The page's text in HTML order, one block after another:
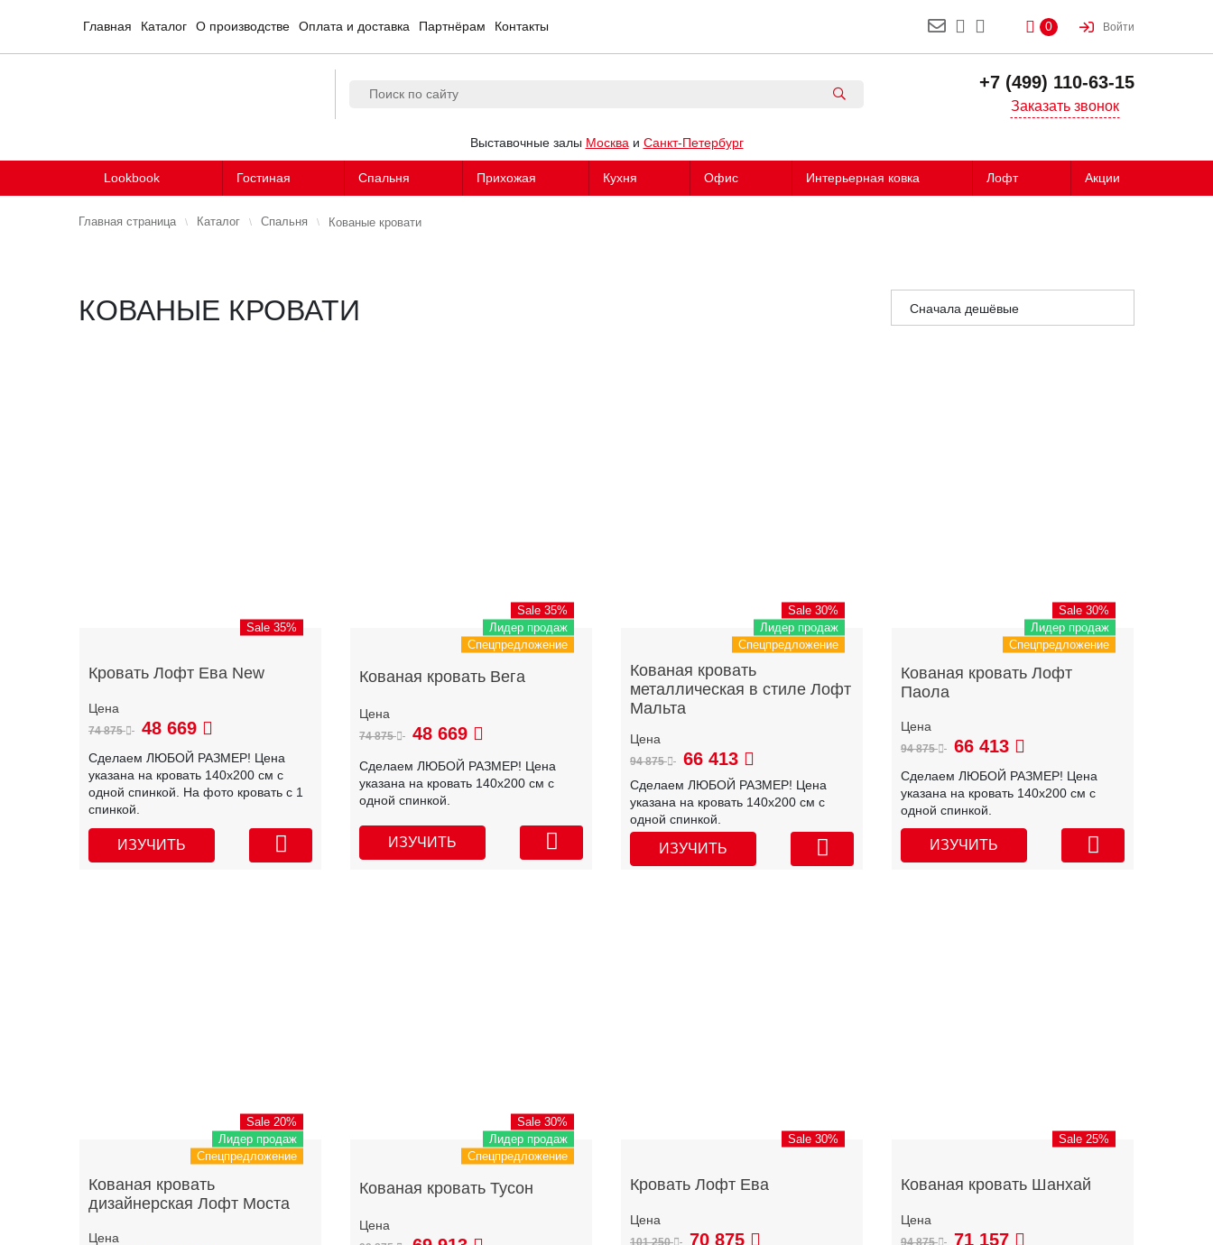
Главная Каталог О производстве Оплата и доставка Партнёрам Контакты 0 Войти
+7 (499) 110-63-15
Заказать звонок
Выставочные залы Москва и Санкт-Петербург
Lookbook Гостиная Спальня Прихожая Кухня Офис Интерьерная ковка Лофт Акции
Главная страница Каталог Спальня Кованые кровати
КОВАНЫЕ КРОВАТИ
Сначала дешёвые
Sale 35%
Кровать Лофт Ева New
74 875 48 669
Сделаем ЛЮБОЙ РАЗМЕР! Цена
указана на кровать 140х200 см с
одной спинкой. На фото кровать с 1
спинкой.
ИЗУЧИТЬ
Sale 35%
Лидер продаж
Спецпредложение
Кованая кровать Вега
74 875 48 669
Сделаем ЛЮБОЙ РАЗМЕР! Цена
указана на кровать 140х200 см с
одной спинкой.
ИЗУЧИТЬ
Sale 30%
Лидер продаж
Спецпредложение
Кованая кровать
металлическая в стиле Лофт
Мальта
94 875 66 413
Сделаем ЛЮБОЙ РАЗМЕР! Цена
указана на кровать 140х200 см с
одной спинкой.
ИЗУЧИТЬ
Sale 30%
Лидер продаж
Спецпредложение
Кованая кровать Лофт
Паола
94 875 66 413
Сделаем ЛЮБОЙ РАЗМЕР! Цена
указана на кровать 140х200 см с
одной спинкой.
ИЗУЧИТЬ
Sale 20%
Лидер продаж
Спецпредложение
Кованая кровать
дизайнерская Лофт Моста
Sale 30%
Лидер продаж
Спецпредложение
Кованая кровать Тусон
Sale 30%
Кровать Лофт Ева
101 250 70 875
Sale 25%
Кованая кровать Шанхай
94 875 71 157